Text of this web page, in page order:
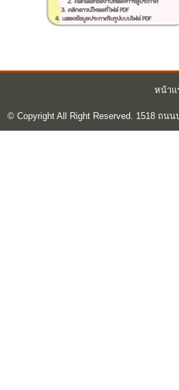
หน้าแ
© Copyright All Right Reserved. 1518 ถน